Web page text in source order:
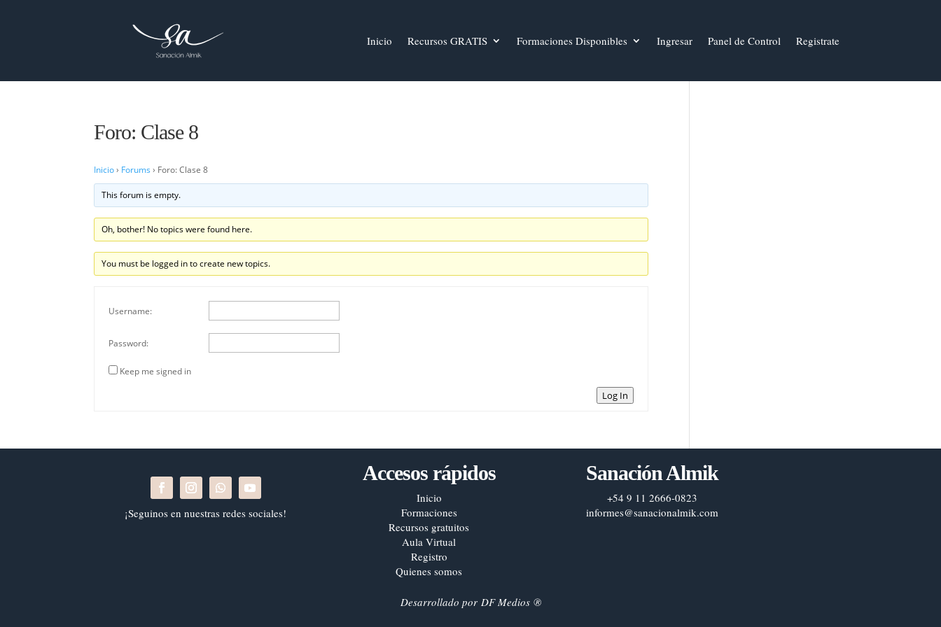
Inicio Recursos GRATIS Formaciones Disponibles Ingresar Panel de Control Registrate
Foro: Clase 8
Inicio › Forums › Foro: Clase 8
This forum is empty.
Oh, bother! No topics were found here.
You must be logged in to create new topics.
Username:
Password:
Keep me signed in
Log In
¡Seguinos en nuestras redes sociales!
Accesos rápidos
Inicio
Formaciones
Recursos gratuitos
Aula Virtual
Registro
Quienes somos
Sanación Almik
+54 9 11 2666-0823
informes@sanacionalmik.com
Desarrollado por DF Medios®